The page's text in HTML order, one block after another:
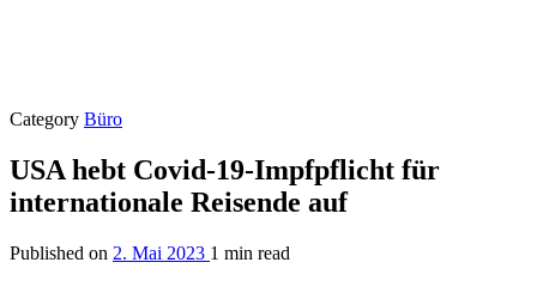
Category Büro
USA hebt Covid-19-Impfpflicht für
internationale Reisende auf
Published on 2. Mai 2023 1 min read